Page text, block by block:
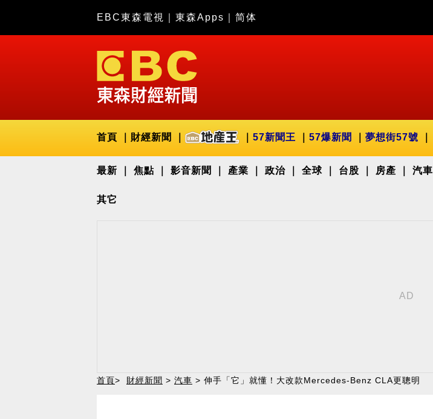
EBC東森電視 東森Apps 简体
首頁 財經新聞 57新聞王 57爆新聞 夢想街57號
最新 焦點 影音新聞 產業 政治 全球 台股 房產 汽車
其它
首頁> 財經新聞 > 汽車 > 伸手「它」就懂！大改款Mercedes-Benz CLA更聰明